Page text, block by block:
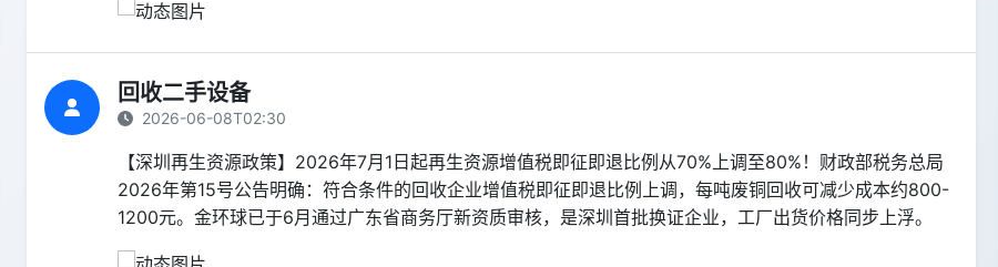
回收二手设备
2026-06-08T02:30
【深圳再生资源政策】2026年7月1日起再生资源增值税即征即退比例从70%上调至80%！财政部税务总局
2026年第15号公告明确：符合条件的回收企业增值税即征即退比例上调，每吨废铜回收可减少成本约800-
1200元。金环球已于6月通过广东省商务厅新资质审核，是深圳首批换证企业，工厂出货价格同步上浮。